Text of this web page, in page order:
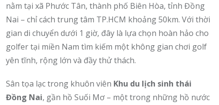
nằm tại xã Phước Tân, thành phố Biên Hòa, tỉnh Đồng
Nai – chỉ cách trung tâm TP.HCM khoảng 50km. Với thời
gian di chuyển dưới 1 giờ, đây là lựa chọn hoàn hảo cho
golfer tại miền Nam tìm kiếm một không gian chơi golf
yên tĩnh, rộng lớn và đầy thử thách.
Sân tọa lạc trong khuôn viên Khu du lịch sinh thái
Đồng Nai, gần hồ Suối Mơ – một trong những hồ nước